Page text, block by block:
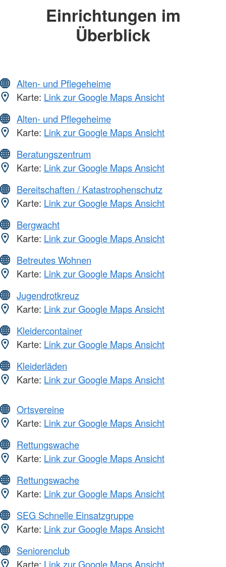
Einrichtungen im
Überblick
Alten- und Pflegeheime
Karte: Link zur Google Maps Ansicht
Alten- und Pflegeheime
Karte: Link zur Google Maps Ansicht
Beratungszentrum
Karte: Link zur Google Maps Ansicht
Bereitschaften / Katastrophenschutz
Karte: Link zur Google Maps Ansicht
Bergwacht
Karte: Link zur Google Maps Ansicht
Betreutes Wohnen
Karte: Link zur Google Maps Ansicht
Jugendrotkreuz
Karte: Link zur Google Maps Ansicht
Kleidercontainer
Karte: Link zur Google Maps Ansicht
Kleiderläden
Karte: Link zur Google Maps Ansicht
Ortsvereine
Karte: Link zur Google Maps Ansicht
Rettungswache
Karte: Link zur Google Maps Ansicht
Rettungswache
Karte: Link zur Google Maps Ansicht
SEG Schnelle Einsatzgruppe
Karte: Link zur Google Maps Ansicht
Seniorenclub
Karte: Link zur Google Maps Ansicht